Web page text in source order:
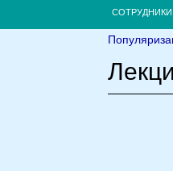
СОТРУДНИКИ